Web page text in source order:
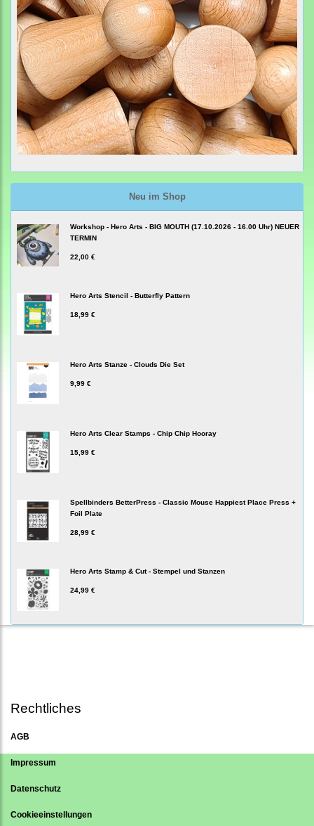
Neu im Shop
Workshop - Hero Arts - BIG MOUTH (17.10.2026 - 16.00 Uhr) NEUER
TERMIN
22,00 €
Hero Arts Stencil - Butterfly Pattern
18,99 €
Hero Arts Stanze - Clouds Die Set
9,99 €
Hero Arts Clear Stamps - Chip Chip Hooray
15,99 €
Spellbinders BetterPress - Classic Mouse Happiest Place Press +
Foil Plate
28,99 €
Hero Arts Stamp & Cut - Stempel und Stanzen
24,99 €
Rechtliches
AGB
Impressum
Datenschutz
Cookieeinstellungen